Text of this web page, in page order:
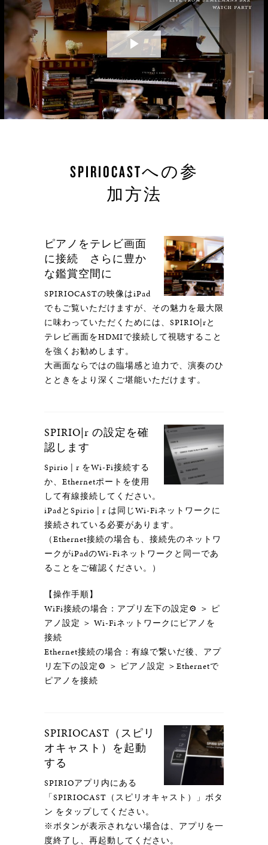
Play
Video
SPIRIOCASTへの参
加方法
ピアノをテレビ画面
に接続 さらに豊か
な鑑賞空間に
SPIRIOCASTの映像はiPad
でもご覧いただけますが、その魅力を最大限
に味わっていただくためには、SPIRIO|rと
テレビ画面をHDMIで接続して視聴すること
を強くお勧めします。
大画面ならではの臨場感と迫力で、演奏のひ
とときをより深くご堪能いただけます。
SPIRIO|r の設定を確
認します
Spirio | r をWi-Fi接続する
か、Ethernetポートを使用
して有線接続してください。
iPadとSpirio | r は同じWi-Fiネットワークに
接続されている必要があります。
（Ethernet接続の場合も、接続先のネットワ
ークがiPadのWi-Fiネットワークと同一であ
ることをご確認ください。）
【操作手順】
WiFi接続の場合：アプリ左下の設定⚙️ ＞ ピ
アノ設定 ＞ Wi-Fiネットワークにピアノを
接続
Ethernet接続の場合：有線で繋いだ後、アプ
リ左下の設定⚙️ ＞ ピアノ設定 ＞Ethernetで
ピアノを接続
SPIRIOCAST（スピリ
オキャスト）を起動
する
SPIRIOアプリ内にある
「SPIRIOCAST（スピリオキャスト）」ボタ
ン をタップしてください。
※ボタンが表示されない場合は、アプリを一
度終了し、再起動してください。